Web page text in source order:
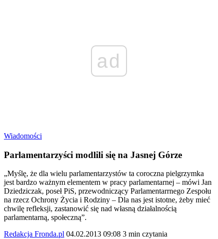
ad
Wiadomości
Parlamentarzyści modlili się na Jasnej Górze
„Myślę, że dla wielu parlamentarzystów ta coroczna pielgrzymka
jest bardzo ważnym elementem w pracy parlamentarnej – mówi Jan
Dziedziczak, poseł PiS, przewodniczący Parlamentarrnego Zespołu
na rzecz Ochrony Życia i Rodziny – Dla nas jest istotne, żeby mieć
chwilę refleksji, zastanowić się nad własną działalnością
parlamentarną, społeczną”.
Redakcja Fronda.pl 04.02.2013 09:08 3 min czytania